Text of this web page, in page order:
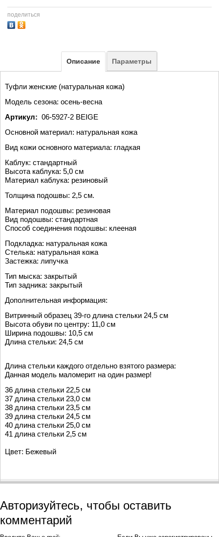
поделиться
Описание Параметры
Туфли женские (натуральная кожа)
Модель сезона: осень-весна
Артикул: 06-5927-2 BEIGE
Основной материал: натуральная кожа
Вид кожи основного материала: гладкая
Каблук: стандартный
Высота каблука: 5,0 см
Материал каблука: резиновый
Толщина подошвы: 2,5 см.
Материал подошвы: резиновая
Вид подошвы: стандартная
Способ соединения подошвы: клееная
Подкладка: натуральная кожа
Стелька: натуральная кожа
Застежка: липучка
Тип мыска: закрытый
Тип задника: закрытый
Дополнительная информация:
Витринный образец 39-го длина стельки 24,5 см
Высота обуви по центру: 11,0 см
Ширина подошвы: 10,5 см
Длина стельки: 24,5 см
Длина стельки каждого отдельно взятого размера:
Данная модель маломерит на один размер!
36 длина стельки 22,5 см
37 длина стельки 23,0 см
38 длина стельки 23,5 см
39 длина стельки 24,5 см
40 длина стельки 25,0 см
41 длина стельки 2,5 см
Цвет: Бежевый
Авторизуйтесь, чтобы оставить
комментарий